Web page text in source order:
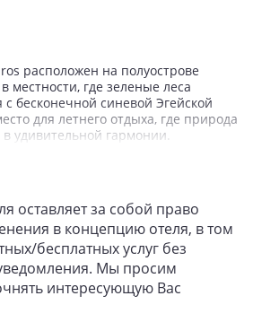
расположен на полуострове
местности, где зеленые леса
бесконечной синевой Эгейской
для летнего отдыха, где природа
удивительной гармонии.
аэропорта составляет 90
сплит-системой, телевизором,
ванной комнатой. Уборка
на личном автотранспорте,
частной парковкой. В большинстве
зонах доступен бесплатный
вам всегда быть на связи с
оставляет за собой право
в концепцию отеля, в том
бесплатных услуг без
Мы просим
интересующую Вас